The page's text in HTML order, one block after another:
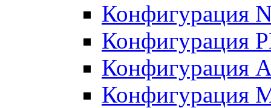
Конфигурация
Конфигурация
Конфигурация
Конфигурация